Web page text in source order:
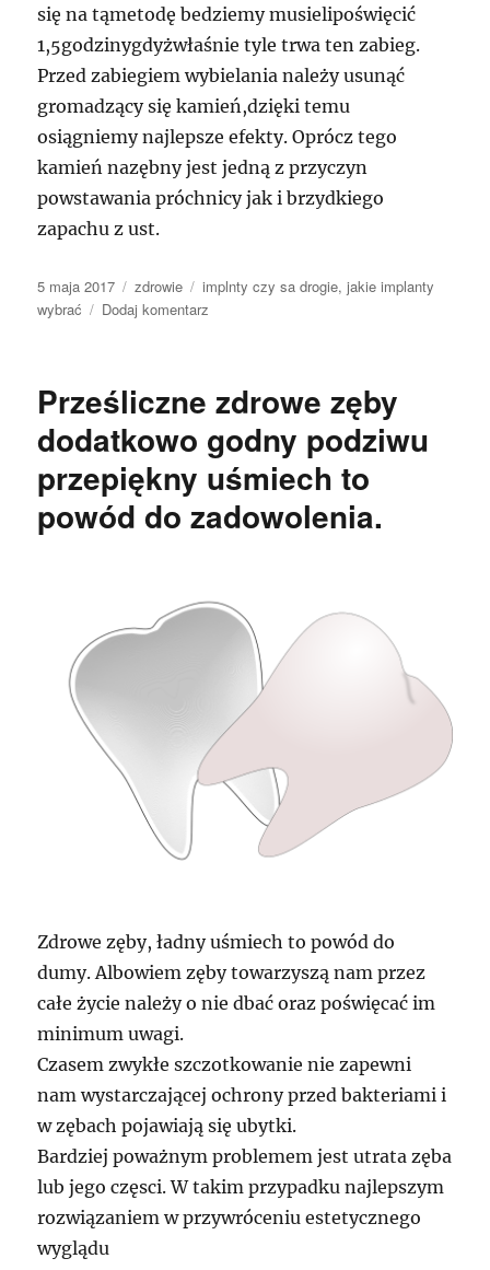
się na tąmetodę bedziemy musielipoświęcić
1,5godzinygdyżwłaśnie tyle trwa ten zabieg.
Przed zabiegiem wybielania należy usunąć
gromadzący się kamień,dzięki temu
osiągniemy najlepsze efekty. Oprócz tego
kamień nazębny jest jedną z przyczyn
powstawania próchnicy jak i brzydkiego
zapachu z ust.
Data
publikacji
5 maja 2017 Kategorie
zdrowie Tagi
implnty czy sa drogie,jakie implanty
wybrać
Dodaj komentarz
się
większe
deficyty
w
zębach
zgubę
Prześliczne zdrowe zęby
dodatkowo godny podziwu
przepiękny uśmiech to
powód do zadowolenia.
Zdrowe zęby, ładny uśmiech to powód do
dumy. Albowiem zęby towarzyszą nam przez
całe życie należy o nie dbać oraz poświęcać im
minimum uwagi.
Czasem zwykłe szczotkowanie nie zapewni
nam wystarczającej ochrony przed bakteriami i
w zębach pojawiają się ubytki.
Bardziej poważnym problemem jest utrata zęba
lub jego częsci. W takim przypadku najlepszym
rozwiązaniem w przywróceniu estetycznego
wyglądu